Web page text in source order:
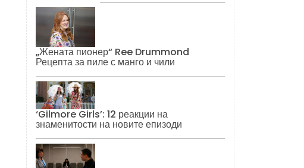
„Жената пионер“ Ree Drummond
Рецепта за пиле с манго и чили
‘Gilmore Girls’: 12 реакции на
знаменитости на новите епизоди